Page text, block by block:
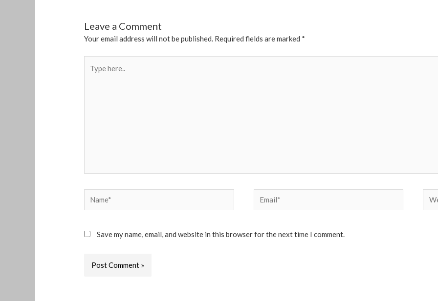
Leave a Comment
Your email address will not be published. Required fields are marked *
here..
Name* Email*
Save my name, email, and website in this browser for the next time I comment.